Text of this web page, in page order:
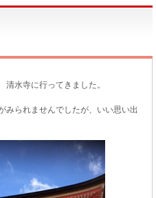
水寺に行ってきました。
みられませんでしたが、いい思い出